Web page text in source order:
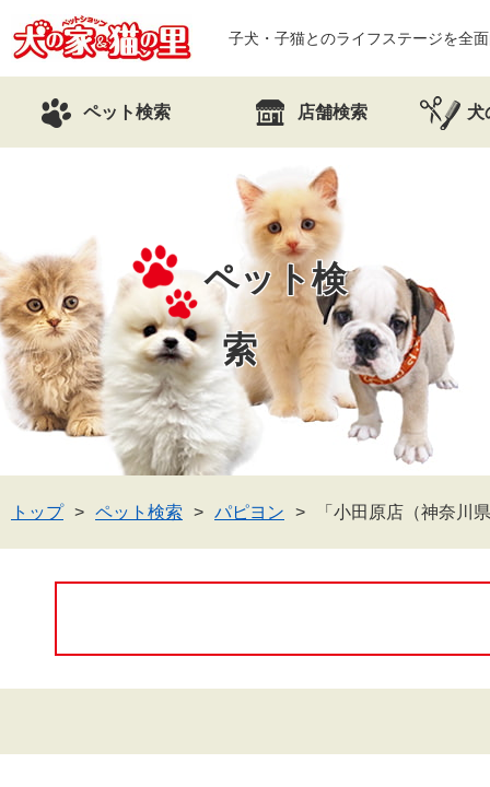
子犬・子猫とのライフステージを全
ペット検索 店舗検索 犬
ペット検
索
トップ ペット検索 パピヨン 「小田原店（神奈川